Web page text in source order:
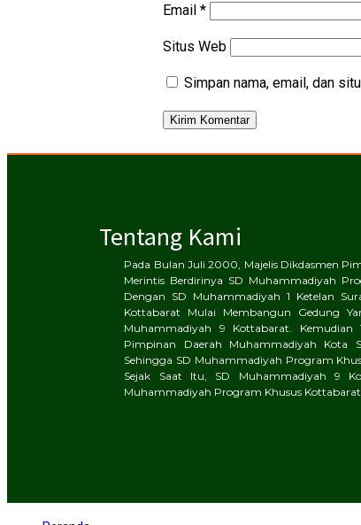
Email *
Situs Web
Simpan nama, email, dan
Tentang Kami
Pada Bulan Juli 2000, Majelis Dikdasmen
Merintis Berdirinya SD Muhammadiyah
Dengan SD Muhammadiyah 1 Ketelan
Kottabarat Mulai Membangun Gedung
Muhammadiyah 9 Kottabarat. Kemudian
Pimpinan Daerah Muhammadiyah Kota
Sehingga SD Muhammadiyah Program
Sejak Saat Itu, SD Muhammadiyah 9
Muhammadiyah Program Khusus Kottabarat